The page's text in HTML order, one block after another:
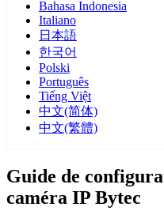
Bahasa Indonesia
Italiano
日本語
한국어
Polski
Português
Tiếng Việt
中文(简体)
中文(繁體)
Guide de
caméra IP Bytec